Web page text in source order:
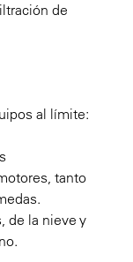
de
al límite:
tanto
de la nieve y